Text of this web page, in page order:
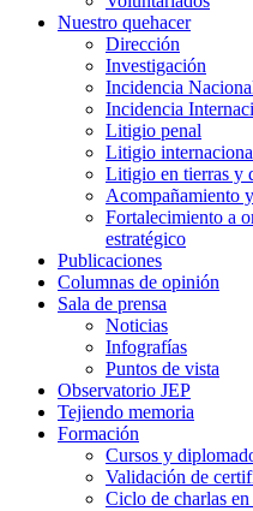
Nuestro quehacer
Dirección
Investigación
Incidencia
Incidencia
Litigio penal
Litigio
Litigio en tierras y
Acompañamiento
Fortalecimiento a
estratégico
Publicaciones
Columnas de opinión
Sala de prensa
Noticias
Infografías
Puntos de vista
Observatorio JEP
Tejiendo memoria
Formación
Cursos y
Validación de
Ciclo de charlas